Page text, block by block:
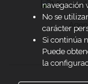
navegación
No se
carácter
Si continúa
Puede
la